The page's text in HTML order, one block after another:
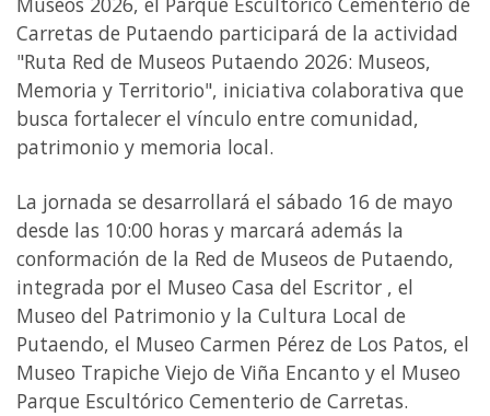
Carretas de Putaendo participará de la actividad
"Ruta Red de Museos Putaendo 2026: Museos,
Memoria y Territorio", iniciativa colaborativa que
busca fortalecer el vínculo entre comunidad,
patrimonio y memoria local.
La jornada se desarrollará el sábado 16 de mayo
desde las 10:00 horas y marcará además la
conformación de la Red de Museos de Putaendo,
integrada por el Museo Casa del Escritor , el
Museo del Patrimonio y la Cultura Local de
Putaendo, el Museo Carmen Pérez de Los Patos, el
Museo Trapiche Viejo de Viña Encanto y el Museo
Parque Escultórico Cementerio de Carretas.